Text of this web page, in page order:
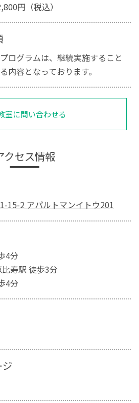
円（税込）
ログラムは、継続実施すること
内容となっております。
室に問い合わせる
クセス情報
15-2 アパルトマンイトウ201
4分
寿駅 徒歩3分
4分